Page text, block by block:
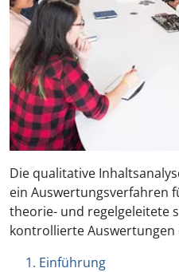
Die qualitative
ein Auswertungsverfahren
theorie- und regelgeleitete
kontrollierte Auswertungen
1. Einführung